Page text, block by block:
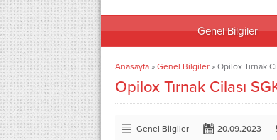
Genel Bilgiler
Anasayfa » Genel Bilgiler » Opilox Tırnak
Opilox Tırnak Cilası
Genel Bilgiler 20.09.2023